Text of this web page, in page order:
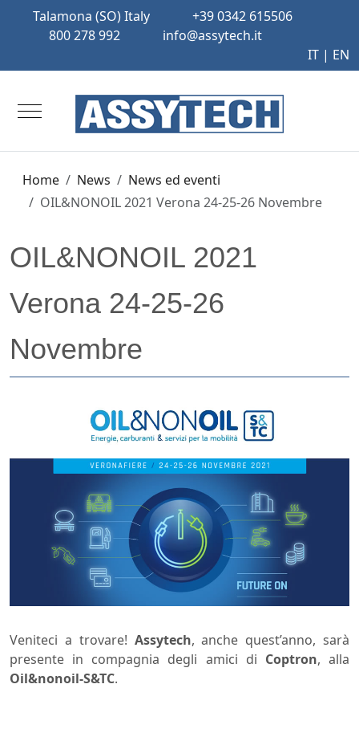
Talamona (SO) Italy
+39 0342 615506
800 278 992
info@assytech.it
IT | EN
Mobile Menu Toggle
Home News
News ed eventi
OIL&NONOIL 2021 Verona 24-25-26 Novembre
OIL&NONOIL 2021
Verona 24-25-26
Novembre
Veniteci a trovare! Assytech, anche quest’anno, sarà
presente in compagnia degli amici di Coptron, alla
Oil&nonoil-S&TC.